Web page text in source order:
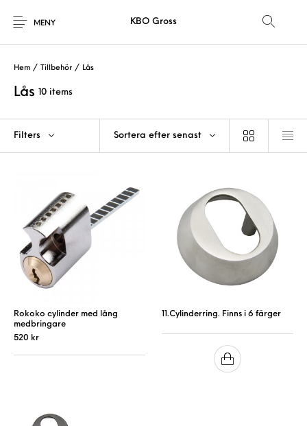
MENY KBO Gross
Hem / Tillbehör / Lås
Lås 10 items
Filters Sortera efter senast
Rokoko cylinder med lång
medbringare
520 kr
11.Cylinderring. Finns i 6 färger